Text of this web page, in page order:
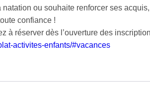
ou souhaite renforcer ses
confiance !
à réserver dès l’ouverture des
activites-enfants/#vacances